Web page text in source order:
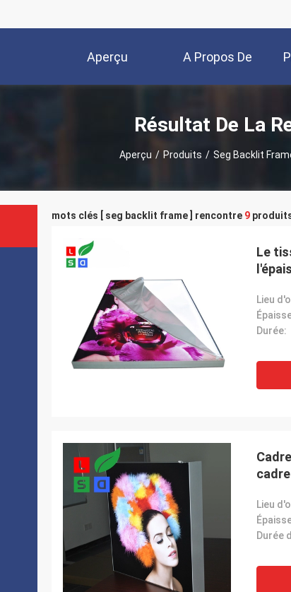
Aperçu A Propos De
Nous
Résultat De La
Aperçu / Produits / Seg Backlit
mots clés [ seg backlit frame ] rencontre 9
Le
Lieu
Durée:
Lieu
Durée